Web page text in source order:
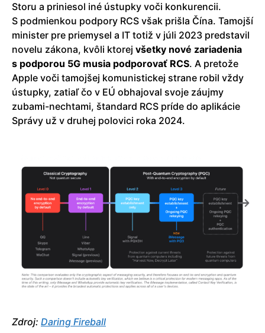
Storu a priniesol iné ústupky voči konkurencii.
S podmienkou podpory RCS však prišla Čína. Tamojší
minister pre priemysel a IT totiž v júli 2023 predstavil
novelu zákona, kvôli ktorej všetky nové zariadenia
s podporou 5G musia podporovať RCS. A pretože
Apple voči tamojšej komunistickej strane robil vždy
ústupky, zatiaľ čo v EÚ obhajoval svoje záujmy
zubami-nechtami, štandard RCS príde do aplikácie
Správy už v druhej polovici roka 2024.
Zdroj: Daring Fireball